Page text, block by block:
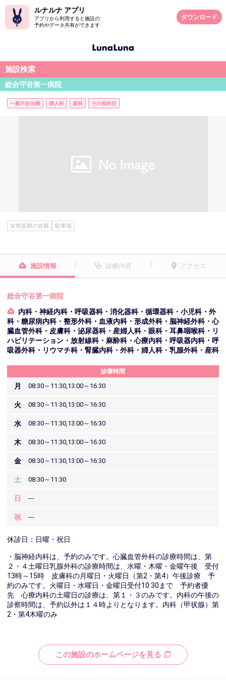
ルナルナ アプリ
アプリから利用すると施設の
予約やデータ共有ができます
ダウンロード
施設検索
総合守谷第一病院
一般不妊治療 婦人科 産科 その他科目
女性医師の在籍 駐車場
施設情報 診療内容 アクセス
総合守谷第一病院
内科・神経内科・呼吸器科・消化器科・循環器科・小児科・外
科・糖尿病内科・整形外科・血液内科・形成外科・脳神経外科・心
臓血管外科・皮膚科・泌尿器科・産婦人科・眼科・耳鼻咽喉科・リ
ハビリテーション・放射線科・麻酔科・心療内科・呼吸器内科・呼
吸器外科・リウマチ科・腎臓内科・外科・婦人科・乳腺外科・産科
診療時間
月 08:30～11:30,13:00～16:30
火 08:30～11:30,13:00～16:30
水 08:30～11:30,13:00～16:30
木 08:30～11:30,13:00～16:30
金 08:30～11:30,13:00～16:30
土 08:30～11:30
日 ---
祝 ---
休診日：日曜・祝日
・脳神経内科は、予約のみです。心臓血管外科の診療時間は、第
２・４土曜日乳腺外科の診療時間は、水曜・木曜・金曜午後 受付
13時～15時 皮膚科の月曜日・火曜日（第2・第4）午後診療 予
約のみです。火曜日・水曜日・金曜日受付10:30まで 予約者優
先 心療内科の土曜日の診療は、第１・３のみです。内科の午後の
診察時間は、予約以外は１４時よりとなります。内科（甲状腺）第
2・第4木曜のみ
この施設のホームページを見る